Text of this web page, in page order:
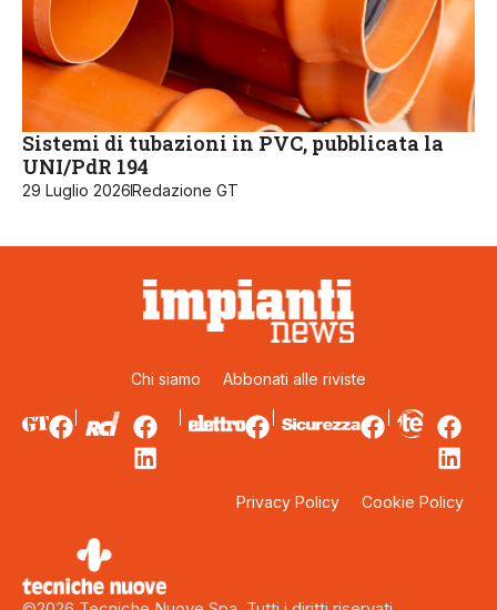
Sistemi di tubazioni in PVC, pubblicata la
UNI/PdR 194
29 Luglio 2026Redazione GT
Chi siamo Abbonati alle riviste
Privacy Policy Cookie Policy